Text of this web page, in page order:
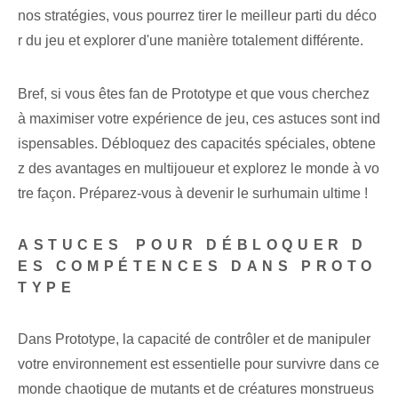
nos stratégies, vous pourrez tirer le meilleur parti du déco
r du jeu et explorer d'une manière totalement différente.
Bref, si vous êtes fan de Prototype et que vous cherchez
à maximiser votre expérience de jeu, ces astuces sont ind
ispensables. Débloquez des capacités spéciales, obtene
z des avantages en multijoueur et explorez le monde à vo
tre façon. Préparez-vous à devenir le surhumain ultime !
ASTUCES⁤ POUR DÉBLOQUER D
ES COMPÉTENCES DANS PROTO
TYPE
Dans Prototype, la capacité de contrôler et de manipuler
votre environnement est essentielle pour survivre dans ce
monde chaotique de mutants et de créatures monstrueus